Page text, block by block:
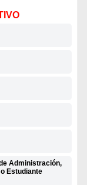
Administración,
Estudiante